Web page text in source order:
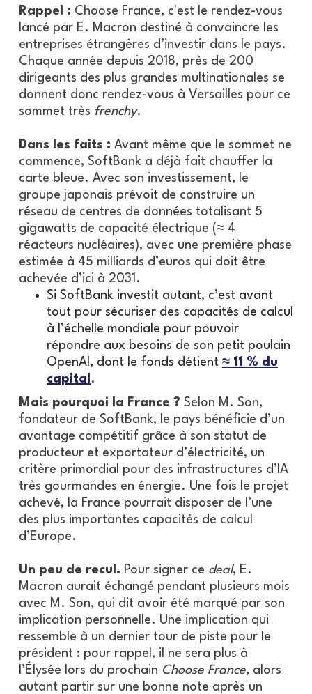
Rappel : Choose France, c'est le rendez-vous
lancé par E. Macron destiné à convaincre les
entreprises étrangères d’investir dans le pays.
Chaque année depuis 2018, près de 200
dirigeants des plus grandes multinationales se
donnent donc rendez-vous à Versailles pour ce
sommet très frenchy.
Dans les faits : Avant même que le sommet ne
commence, SoftBank a déjà fait chauffer la
carte bleue. Avec son investissement, le
groupe japonais prévoit de construire un
réseau de centres de données totalisant 5
gigawatts de capacité électrique (≈ 4
réacteurs nucléaires), avec une première phase
estimée à 45 milliards d’euros qui doit être
achevée d’ici à 2031.
Si SoftBank investit autant, c’est avant
tout pour sécuriser des capacités de calcul
à l’échelle mondiale pour pouvoir
répondre aux besoins de son petit poulain
OpenAI, dont le fonds détient ≈ 11 % du
capital .
Mais pourquoi la France ? Selon M. Son,
fondateur de SoftBank, le pays bénéficie d’un
avantage compétitif grâce à son statut de
producteur et exportateur d’électricité, un
critère primordial pour des infrastructures d’IA
très gourmandes en énergie. Une fois le projet
achevé, la France pourrait disposer de l’une
des plus importantes capacités de calcul
d’Europe.
Un peu de recul. Pour signer ce deal, E.
Macron aurait échangé pendant plusieurs mois
avec M. Son, qui dit avoir été marqué par son
implication personnelle. Une implication qui
ressemble à un dernier tour de piste pour le
président : pour rappel, il ne sera plus à
l’Élysée lors du prochain Choose France, alors
autant partir sur une bonne note après un